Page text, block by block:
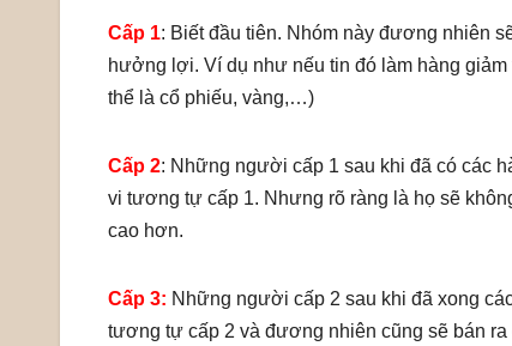
Cấp 1: Biết đầu tiên. Nhóm này đương nhiên
hưởng lợi. Ví dụ như nếu tin đó làm hàng
thể là cổ phiếu, vàng,…)
Cấp 2: Những người cấp 1 sau khi đã có các
vi tương tự cấp 1. Nhưng rõ ràng là họ sẽ
cao hơn.
Cấp 3: Những người cấp 2 sau khi đã xong
tương tự cấp 2 và đương nhiên cũng sẽ bán